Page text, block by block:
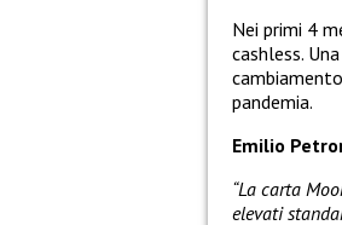
Nei primi 4
cashless.
pandemia.
Emilio
“La carta
elevati